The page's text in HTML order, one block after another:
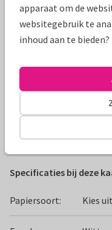
Een felicitatie voor bij
een baby! Ook leuk
Alle kaarten zijn
Felicitatiekaarten
Specificaties bij deze
Papiersoort: Kies
apparaat om de
websitegebruik te
inhoud aan te bieden?